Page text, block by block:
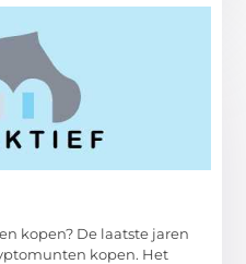
kopen? De laatste jaren
kopen. Het